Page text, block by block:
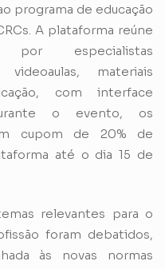
programa de educação
A plataforma reúne
por especialistas
materiais
com interface
o evento, os
cupom de 20% de
até o dia 15 de
relevantes para o
foram debatidos,
às novas normas